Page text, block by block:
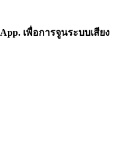
App. เพื่อการจูนระบบเสียง